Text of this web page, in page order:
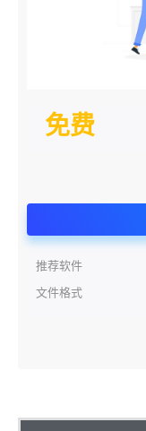
免费
推荐软件
文件格式